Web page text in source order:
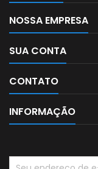
NOSSA EMPRESA
SUA CONTA
CONTATO
INFORMAÇÃO